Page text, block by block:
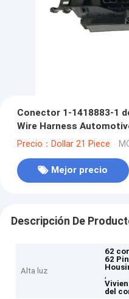
Conector 1-1418883-1
Wire Harness
Precio：Dollar 21 Piece
Mejor precio
Descripción De
Alta luz
62
62
,
del